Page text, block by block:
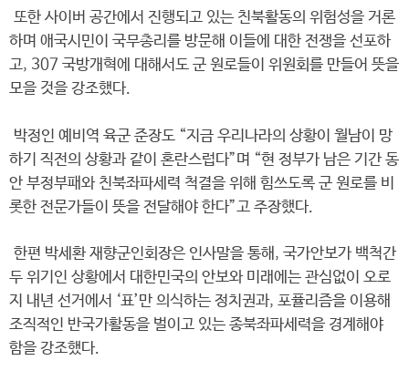
또한 사이버 공간에서 진행되고 있는 친북활동의 위험성을 거론
하며 애국시민이 국무총리를 방문해 이들에 대한 전쟁을 선포하
고, 307 국방개혁에 대해서도 군 원로들이 위원회를 만들어 뜻을
모을 것을 강조했다.
박정인 예비역 육군 준장도 “지금 우리나라의 상황이 월남이 망
하기 직전의 상황과 같이 혼란스럽다”며 “현 정부가 남은 기간 동
안 부정부패와 친북좌파세력 척결을 위해 힘쓰도록 군 원로를 비
롯한 전문가들이 뜻을 전달해야 한다”고 주장했다.
한편 박세환 재향군인회장은 인사말을 통해, 국가안보가 백척간
두 위기인 상황에서 대한민국의 안보와 미래에는 관심없이 오로
지 내년 선거에서 ‘표’만 의식하는 정치권과, 포퓰리즘을 이용해
조직적인 반국가활동을 벌이고 있는 종북좌파세력을 경계해야
함을 강조했다.